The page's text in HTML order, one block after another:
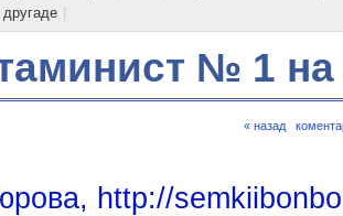
№ 1 на
« назад
http://